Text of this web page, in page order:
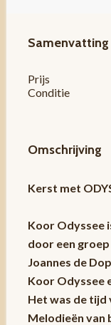
Samenvatting
Prijs
Conditie
Omschrijving
Kerst met
Koor Odyssee
door een groep
Joannes de
Koor Odyssee
Het was de tijd
Melodieën van